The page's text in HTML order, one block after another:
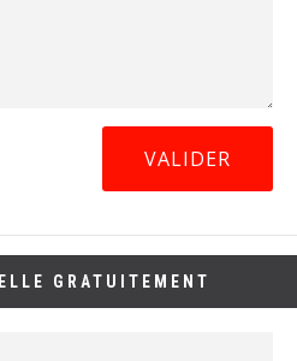
GRATUITEMENT